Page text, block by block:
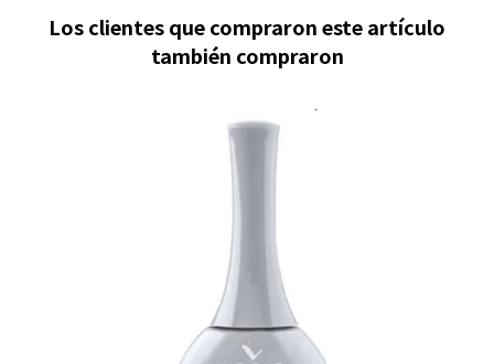
Los clientes que compraron este artículo
también compraron